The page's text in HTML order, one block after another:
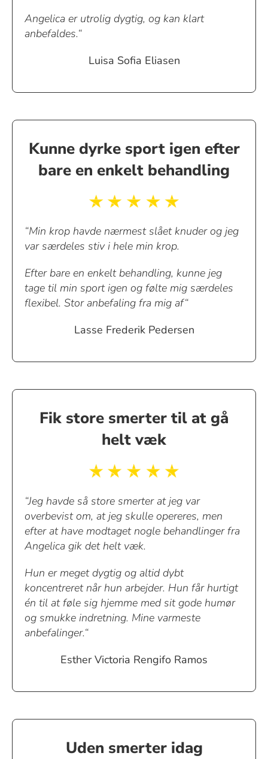
Angelica er utrolig dygtig, og kan klart
anbefaldes.“
Luisa Sofia Eliasen
Kunne dyrke sport igen efter
bare en enkelt behandling
“Min krop havde nærmest slået knuder og jeg
var særdeles stiv i hele min krop.
Efter bare en enkelt behandling, kunne jeg
tage til min sport igen og følte mig særdeles
flexibel. Stor anbefaling fra mig af“
Lasse Frederik Pedersen
Fik store smerter til at gå
helt væk
“Jeg havde så store smerter at jeg var
overbevist om, at jeg skulle opereres, men
efter at have modtaget nogle behandlinger fra
Angelica gik det helt væk.
Hun er meget dygtig og altid dybt
koncentreret når hun arbejder. Hun får hurtigt
én til at føle sig hjemme med sit gode humør
og smukke indretning. Mine varmeste
anbefalinger.“
Esther Victoria Rengifo Ramos
Uden smerter idag